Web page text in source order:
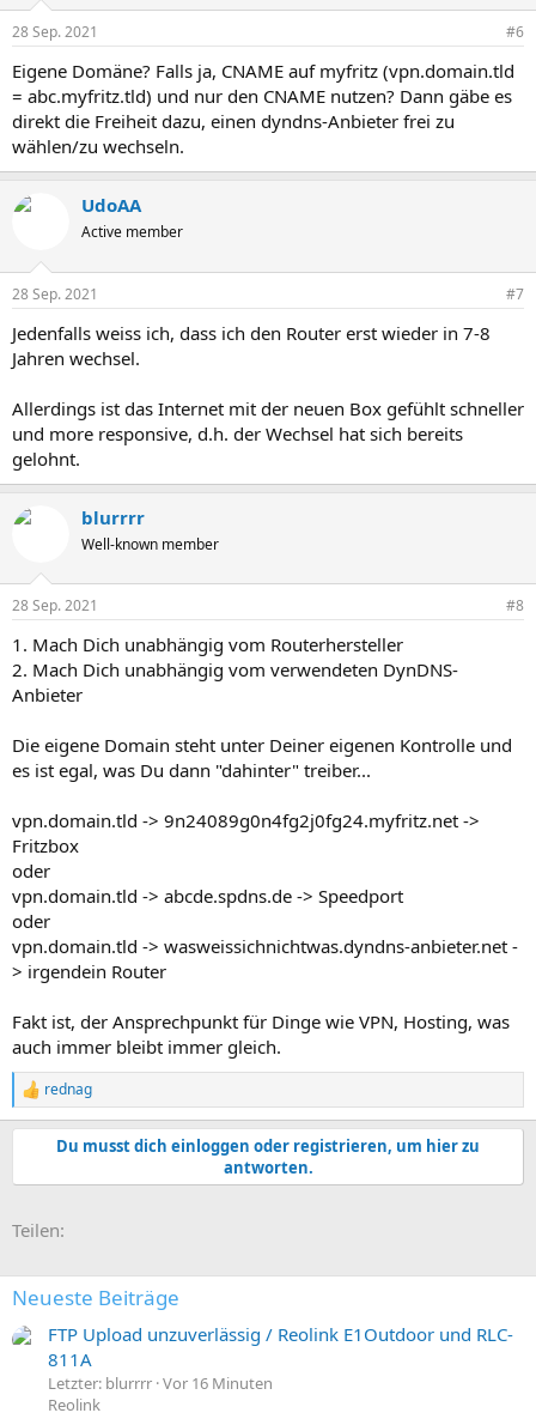
28 Sep. 2021 #6
Eigene Domäne? Falls ja, CNAME auf myfritz (vpn.domain.tld
= abc.myfritz.tld) und nur den CNAME nutzen? Dann gäbe es
direkt die Freiheit dazu, einen dyndns-Anbieter frei zu
wählen/zu wechseln.
UdoAA
Active member
28 Sep. 2021 #7
Jedenfalls weiss ich, dass ich den Router erst wieder in 7-8
Jahren wechsel.
Allerdings ist das Internet mit der neuen Box gefühlt schneller
und more responsive, d.h. der Wechsel hat sich bereits
gelohnt.
blurrrr
Well-known member
28 Sep. 2021 #8
1. Mach Dich unabhängig vom Routerhersteller
2. Mach Dich unabhängig vom verwendeten DynDNS-
Anbieter
Die eigene Domain steht unter Deiner eigenen Kontrolle und
es ist egal, was Du dann "dahinter" treiber...
vpn.domain.tld -> 9n24089g0n4fg2j0fg24.myfritz.net ->
Fritzbox
oder
vpn.domain.tld -> abcde.spdns.de -> Speedport
oder
vpn.domain.tld -> wasweissichnichtwas.dyndns-anbieter.net -
> irgendein Router
Fakt ist, der Ansprechpunkt für Dinge wie VPN, Hosting, was
auch immer bleibt immer gleich.
R
e
a
n
:
rednag
Du musst dich einloggen oder registrieren, um hier zu
antworten.
Teilen:
Neueste Beiträge
FTP Upload unzuverlässig / Reolink E1Outdoor und RLC-
811A
Letzter: blurrrr Vor 16 Minuten
Reolink